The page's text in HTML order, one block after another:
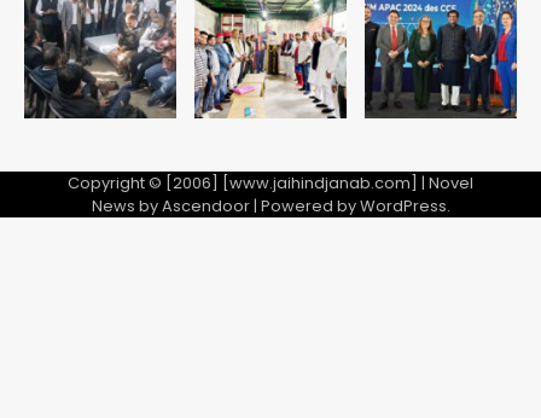
5
Team JHJ
Copyright © [2006] [www.jaihindjanab.com] | Novel
News byAscendoor| Powered byWordPress.